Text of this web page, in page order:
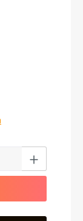
Wert ein